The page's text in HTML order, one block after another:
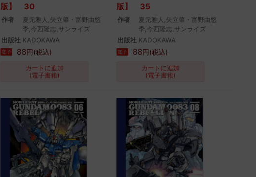
版】 30
作者
夏元雅人,矢立肇・富野由悠
季,今西隆志,サンライズ
出版社 KADOKAWA
電子 88円(税込)
カートに追加
(電子書籍)
版】 35
作者
夏元雅人,矢立肇・富野由悠
季,今西隆志,サンライズ
出版社 KADOKAWA
電子 88円(税込)
カートに追加
(電子書籍)